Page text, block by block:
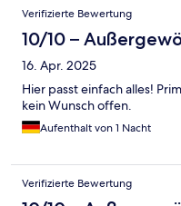
Verifizierte Bewertung
10/10 –
16. Apr. 2025
Hier passt einfach alles!
kein Wunsch offen.
Aufenthalt von 1 Nacht
Verifizierte Bewertung